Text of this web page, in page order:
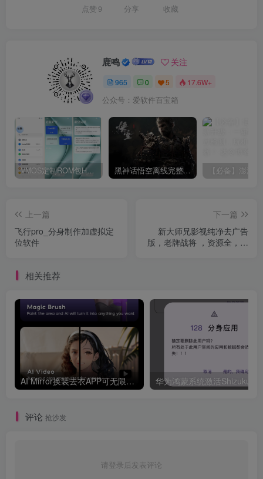
点赞 9 分享 收藏
鹿鸣 关注
965 0 5 17.6W+
公众号：爱软件百宝箱
VMOS定制ROM包HnciseOS9.6.0兼容解锁 黑神话悟空离线完整版+修改器
上一篇
飞行pro_分身制作加虚拟定
位软件
下一篇
新大师兄影视纯净去广告
版，老牌战将 ，资源全，秒
相关推荐
AI Mirror换装去衣APP可无限白嫖！
评论 抢沙发
请登录后发表评论